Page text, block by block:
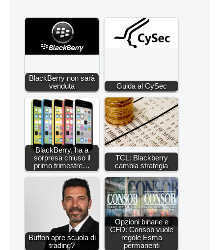
BlackBerry non sarà
venduta
Guida al CySec
BlackBerry, ha a
sorpresa chiuso il
primo trimestre…
TCL: Blackberry
cambia strategia
Buffon apre scuola di
trading?
Opzioni binarie e
CFD: Consob vuole
regole Esma
permanenti